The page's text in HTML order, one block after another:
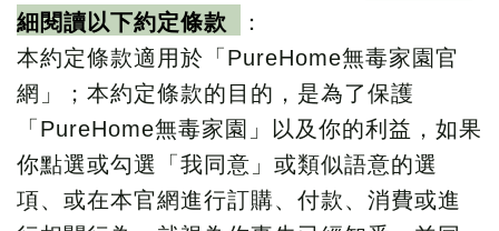
細閱讀以下約定條款
：
本約定條款適用於「PureHome無毒家園官
網」；本約定條款的目的，是為了保護
「PureHome無毒家園」以及你的利益，如果
你點選或勾選「我同意」或類似語意的選
項、或在本官網進行訂購、付款、消費或進